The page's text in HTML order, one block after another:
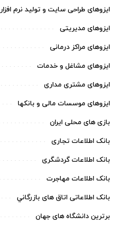
ایزوهای طراحی سایت و تولید نرم افزار
ایزوهای مدیریتی
ایزوهای مراکز درمانی
ایزوهای مشاغل و خدمات
ایزوهای مشتری مداری
ایزوهای موسسات مالی و بانکها
بازی های محلی ایران
بانک اطلاعات تجاری
بانک اطلاعات گردشگری
بانک اطلاعات مهاجرت
بانک اطلاعاتی اتاق های بازرگاني
برترین دانشگاه های جهان